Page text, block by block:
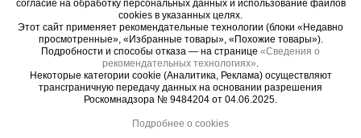
270
Внимание!
Информацию об условиях отпуска
согласие на обработку персональных данных и использование файлов
cookies в указанных целях.
Этот сайт применяет рекомендательные технологии (блоки «Недавно
просмотренные», «Избранные товары», «Похожие товары»).
Подробности и способы отказа — на странице «Сведения о
рекомендательных технологиях».
Некоторые категории cookie (Аналитика, Реклама) осуществляют
трансграничную передачу данных на основании разрешения
Роскомнадзора № 9484204 от 04.06.2025.
Подробнее о cookies